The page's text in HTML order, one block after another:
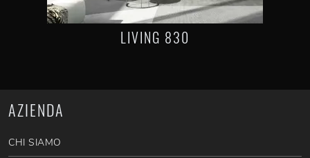
LIVING 830
AZIENDA
CHI SIAMO